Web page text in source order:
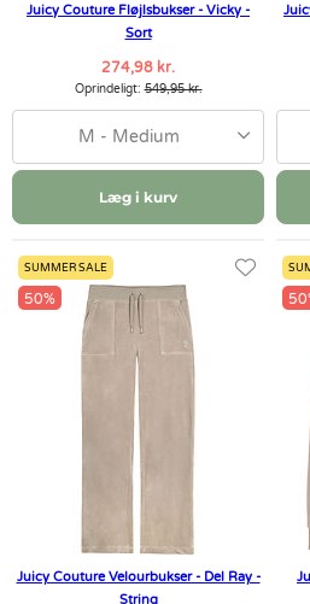
Juicy Couture Fløjlsbukser - Vicky -
Sort
274,98 kr.
Oprindeligt:549,95 kr.
M - Medium
Læg i kurv
SUMMER SALE
50%
Juicy Couture Velourbukser - Del Ray -
String